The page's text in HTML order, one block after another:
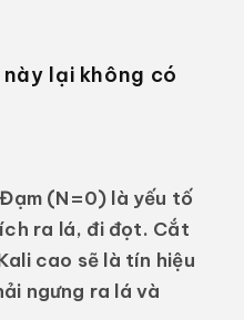
lại không có
(N=0) là yếu tố
ra lá, đi đọt. Cắt
cao sẽ là tín hiệu
ngưng ra lá và